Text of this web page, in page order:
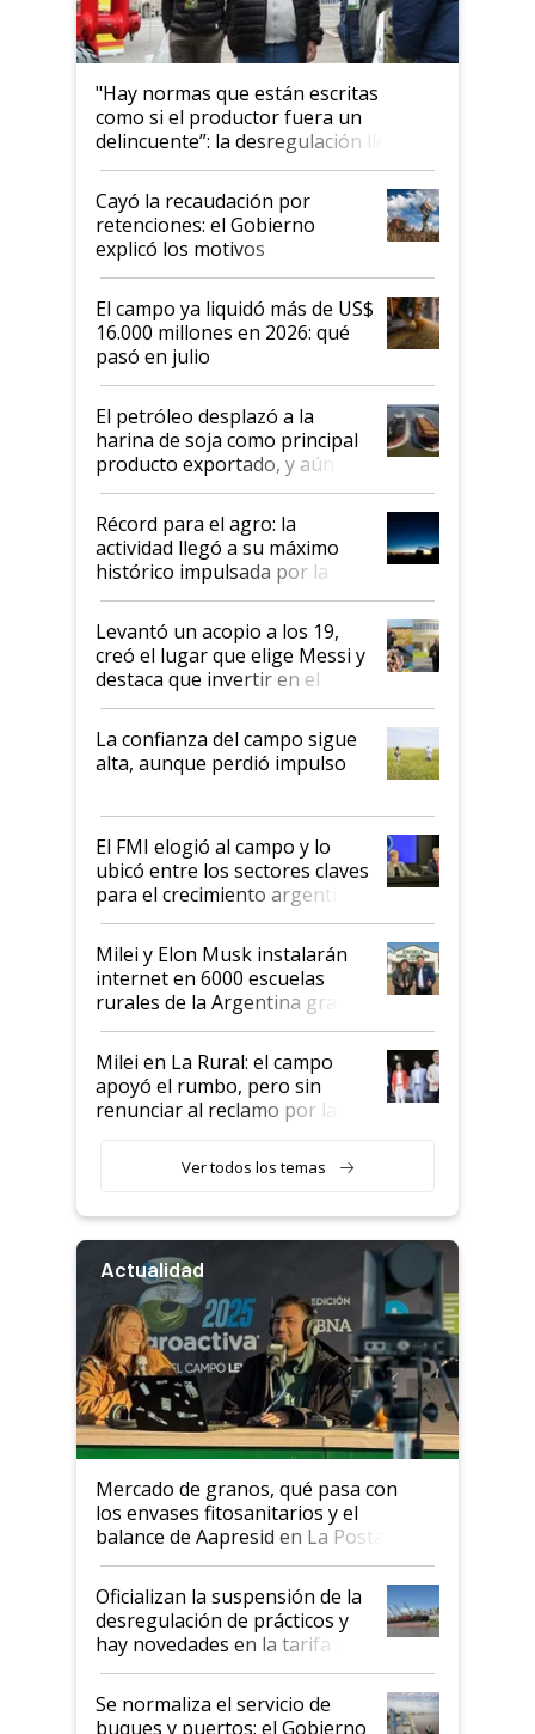
"Hay normas que están escritas
como si el productor fuera un
delincuente”: la desregulación llegó
al Congreso Aapresid y hasta se
habló del financiamiento al IPCVA
Cayó la recaudación por
retenciones: el Gobierno
explicó los motivos
El campo ya liquidó más de US$
16.000 millones en 2026: qué
pasó en julio
El petróleo desplazó a la
harina de soja como principal
producto exportado, y aún así
el agro aportó casi seis de cada
diez dólares y sostuvo el
liderazgo en un semestre
récord
Récord para el agro: la
actividad llegó a su máximo
histórico impulsada por la
cosecha y las exportaciones
Levantó un acopio a los 19,
creó el lugar que elige Messi y
destaca que invertir en el
kirchnerismo era como "darle
plata a un hijo para droga":
Juan Félix Rossetti, el libertario
que de una dura crisis salió
de Milei
La confianza del campo sigue
alta, aunque perdió impulso
El FMI elogió al campo y lo
ubicó entre los sectores claves
para el crecimiento argentino
Milei y Elon Musk instalarán
internet en 6000 escuelas
rurales de la Argentina gracias
a un acuerdo con Starlink
Milei en La Rural: el campo
apoyó el rumbo, pero sin
renunciar al reclamo por las
Ver todos los temas
Actualidad
Mercado de granos, qué pasa con
los envases fitosanitarios y el
balance de Aapresid en La Posta
Oficializan la suspensión de la
desregulación de prácticos y
hay novedades en la tarifa de
la hidrovía
Se normaliza el servicio de
buques y puertos: el Gobierno